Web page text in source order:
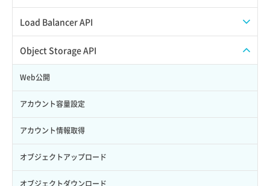
サブユーザーにロールを紐づけ
サブユーザー一覧取得
サブユーザー作成
サブユーザー削除
サブユーザー更新
サブユーザー詳細取得
スナップショット詳細取得（アイテム指定）
バックアップリストア
バックアップ一覧取得
バックアップ詳細一覧取得
バックアップ詳細取得
イメージ一覧取得
SSHキーペア一覧取得
SSHキーペア作成
SSHキーペア削除
SSHキーペア詳細取得
アタッチ済みポート一覧取得
アタッチ済みポート詳細取得
アタッチ済みボリューム一覧
QoSポリシー一覧取得
QoSポリシー詳細取得
サブネット一覧取得
サブネット作成（ローカルネットワーク用）
サブネット削除（ローカルネットワーク用）
サブネット詳細取得
セキュリティグループ ルール一覧取得
Load Balancer API
プール一覧取得
プール作成
プール削除
プール更新
プール詳細取得
ヘルスモニタ一覧取得
Object Storage API
Web公開
アカウント容量設定
アカウント情報取得
オブジェクトアップロード
オブジェクトダウンロード